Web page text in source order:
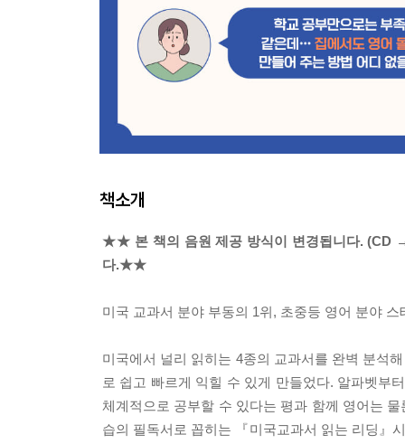
책소개
★★ 본 책의 음원 제공 방식이 변경됩니다. (CD
다.★★
미국 교과서 분야 부동의 1위, 초중등 영어 분야
미국에서 널리 읽히는 4종의 교과서를 완벽 분석
로 쉽고 빠르게 익힐 수 있게 만들었다. 알파벳부
체계적으로 공부할 수 있다는 평과 함께 영어는
습의 필독서로 꼽히는 『미국교과서 읽는 리딩』